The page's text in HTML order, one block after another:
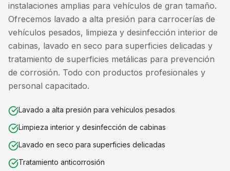
instalaciones amplias para vehículos de gran tamaño.
Ofrecemos lavado a alta presión para carrocerías de
vehículos pesados, limpieza y desinfección interior de
cabinas, lavado en seco para superficies delicadas y
tratamiento de superficies metálicas para prevención
de corrosión. Todo con productos profesionales y
personal capacitado.
Lavado a alta presión para vehículos pesados
Limpieza interior y desinfección de cabinas
Lavado en seco para superficies delicadas
Tratamiento anticorrosión